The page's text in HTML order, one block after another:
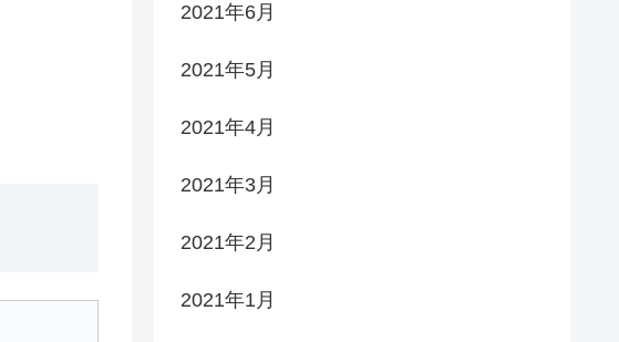
2021年6月
2021年5月
2021年4月
2021年3月
2021年2月
2021年1月